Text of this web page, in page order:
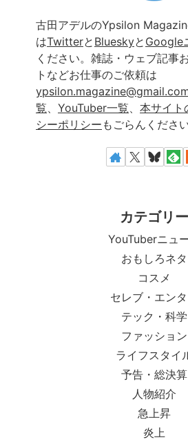
古田アデルのYpsilon
はTwitterと Blueskyと Google
ください。雑誌・ウェブ記事
トなどお仕事のご依頼は
覧、 YouTuber一覧、 本サイト
シーポリシー もごらんください
カテゴリー
YouTuberニュ
おもしろネタ
コスメ
セレブ・エンタ
テック・科学
ファッション
ライフスタイ
予告・総決算
人物紹介
急上昇
炎上